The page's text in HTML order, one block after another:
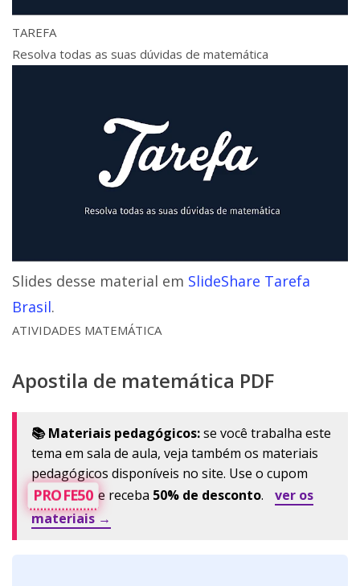
TAREFA
Resolva todas as suas dúvidas de matemática
Slides desse material em SlideShare Tarefa
Brasil.
ATIVIDADES MATEMÁTICA
Apostila de matemática PDF
📚 Materiais pedagógicos:se você trabalha este
tema em sala de aula, veja também os materiais
pedagógicos disponíveis no site. Use o cupom
PROFE50 e receba 50% de desconto.
ver os
materiais →